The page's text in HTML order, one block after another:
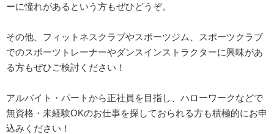
ーに憧れがあるという方もぜひどうぞ。
その他、フィットネスクラブやスポーツジム、スポーツクラブ
でのスポーツトレーナーやダンスインストラクターに興味があ
る方もぜひご検討ください！
アルバイト・パートから正社員を目指し、ハローワークなどで
無資格・未経験OKのお仕事を探しておられる方も積極的にお申
込みください！